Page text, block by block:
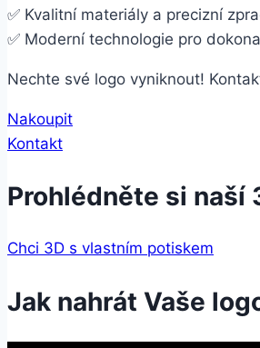
✅ Kvalitní materiály a precizní
✅ Moderní technologie pro
Nechte své logo vyniknout!
Nakoupit
Kontakt
Prohlédněte si naší
Chci 3D s vlastním potiskem
Jak nahrát Vaše